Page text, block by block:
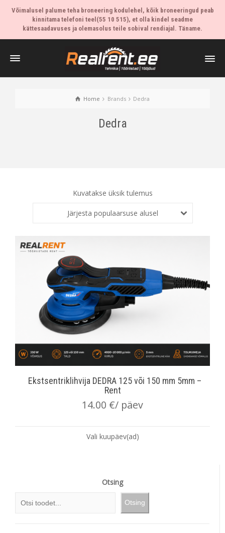
Võimalusel palume teha broneering kodulehel, kõik broneeringud peab
kinnitama telefoni teel(55 10 515), et olla kindel seadme
kättesaadavuses ja olemasolus teile sobival rendiajal. Täname.
Home Brands Dedra
Dedra
Kuvatakse üksik tulemus
Järjesta populaarsuse alusel
Ekstsentriklihvija DEDRA 125 või 150 mm 5mm –
Rent
14.00 €/ päev
Vali kuupäev(ad)
Otsing
Otsing